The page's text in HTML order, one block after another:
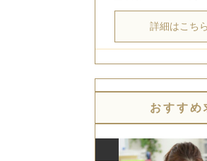
詳細はこち
おすすめ